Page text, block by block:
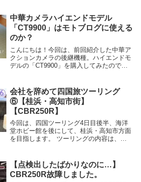
アニメ化と人気コンテンツに成長し、キャ
ンプブームも巻...
中華カメラハイエンドモデル
「CT9900」はモトブログに使える
のか？
こんにちは！今回は、前回紹介した中華ア
クションカメラの後継機種。ハイエンドモ
デルの「CT9900」を購入してみたので、
すぎて買えなし、手頃な価格でモトブログ
を始...
会社を辞めて四国旅ツーリング
⑥【桂浜・高知市街】
【CBR250R】
今回は、四国ツーリング4日目後半、海洋
堂ホビー館を後にして、桂浜・高知市方面
を目指します。 ツーリングの内容は、動
チラ 前回の記事はこちら1,まずはお昼ご
は...
【点検出したばかりなのに…】
CBR250R故障しました。